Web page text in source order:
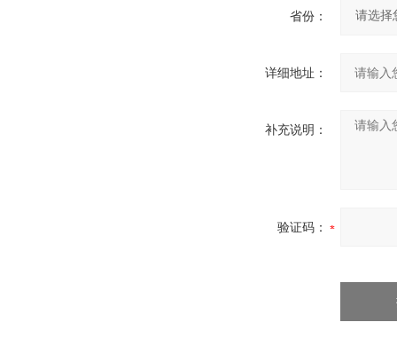
省份：
详细地址：
补充说明：
验证码：